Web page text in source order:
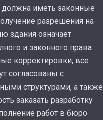
должна иметь законные
разрешения на
здания означает
и законного права
корректировки, все
согласованы с
структурами, а также
заказать разработку
работ в бюро